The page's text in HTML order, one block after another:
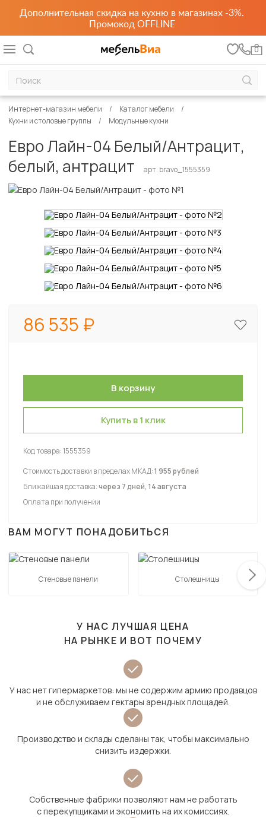
Дополнительная скидка на кухню в магазинах -3%.
Промокод OFFLINE
0
Интернет-магазин мебели
Каталог мебели
Кухни и столовые группы
Модульные кухни
Евро Лайн-04 Белый/Антрацит,
белый, антрацит
арт. bravo_1555359
86 535
Купить в 1 клик
Код товара:1555359
Стоимость доставки в пределах МКАД:1 955 рублей
Ближайшая доставка:через 7 дней, 14 августа
Оплата при получении
ВАМ МОГУТ ПОНАДОБИТЬСЯ
Стеновые панели Столешницы
У НАС ЛУЧШАЯ ЦЕНА
НА РЫНКЕ И ВОТ ПОЧЕМУ
У нас нет гипермаркетов: мы не содержим армию продавцов
и не обслуживаем гектары арендных площадей.
Производство и склады сделаны так, чтобы максимально
снизить издержки.
Собственные фабрики позволяют нам не работать
с перекупщиками и экономить на их комиссиях.